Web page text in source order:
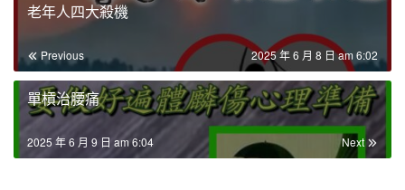
老年人四大殺機
Previous 2025 年 6 月 8 日 am 6:02
單槓治腰痛
Next
2025 年 6 月 9 日 am 6:04